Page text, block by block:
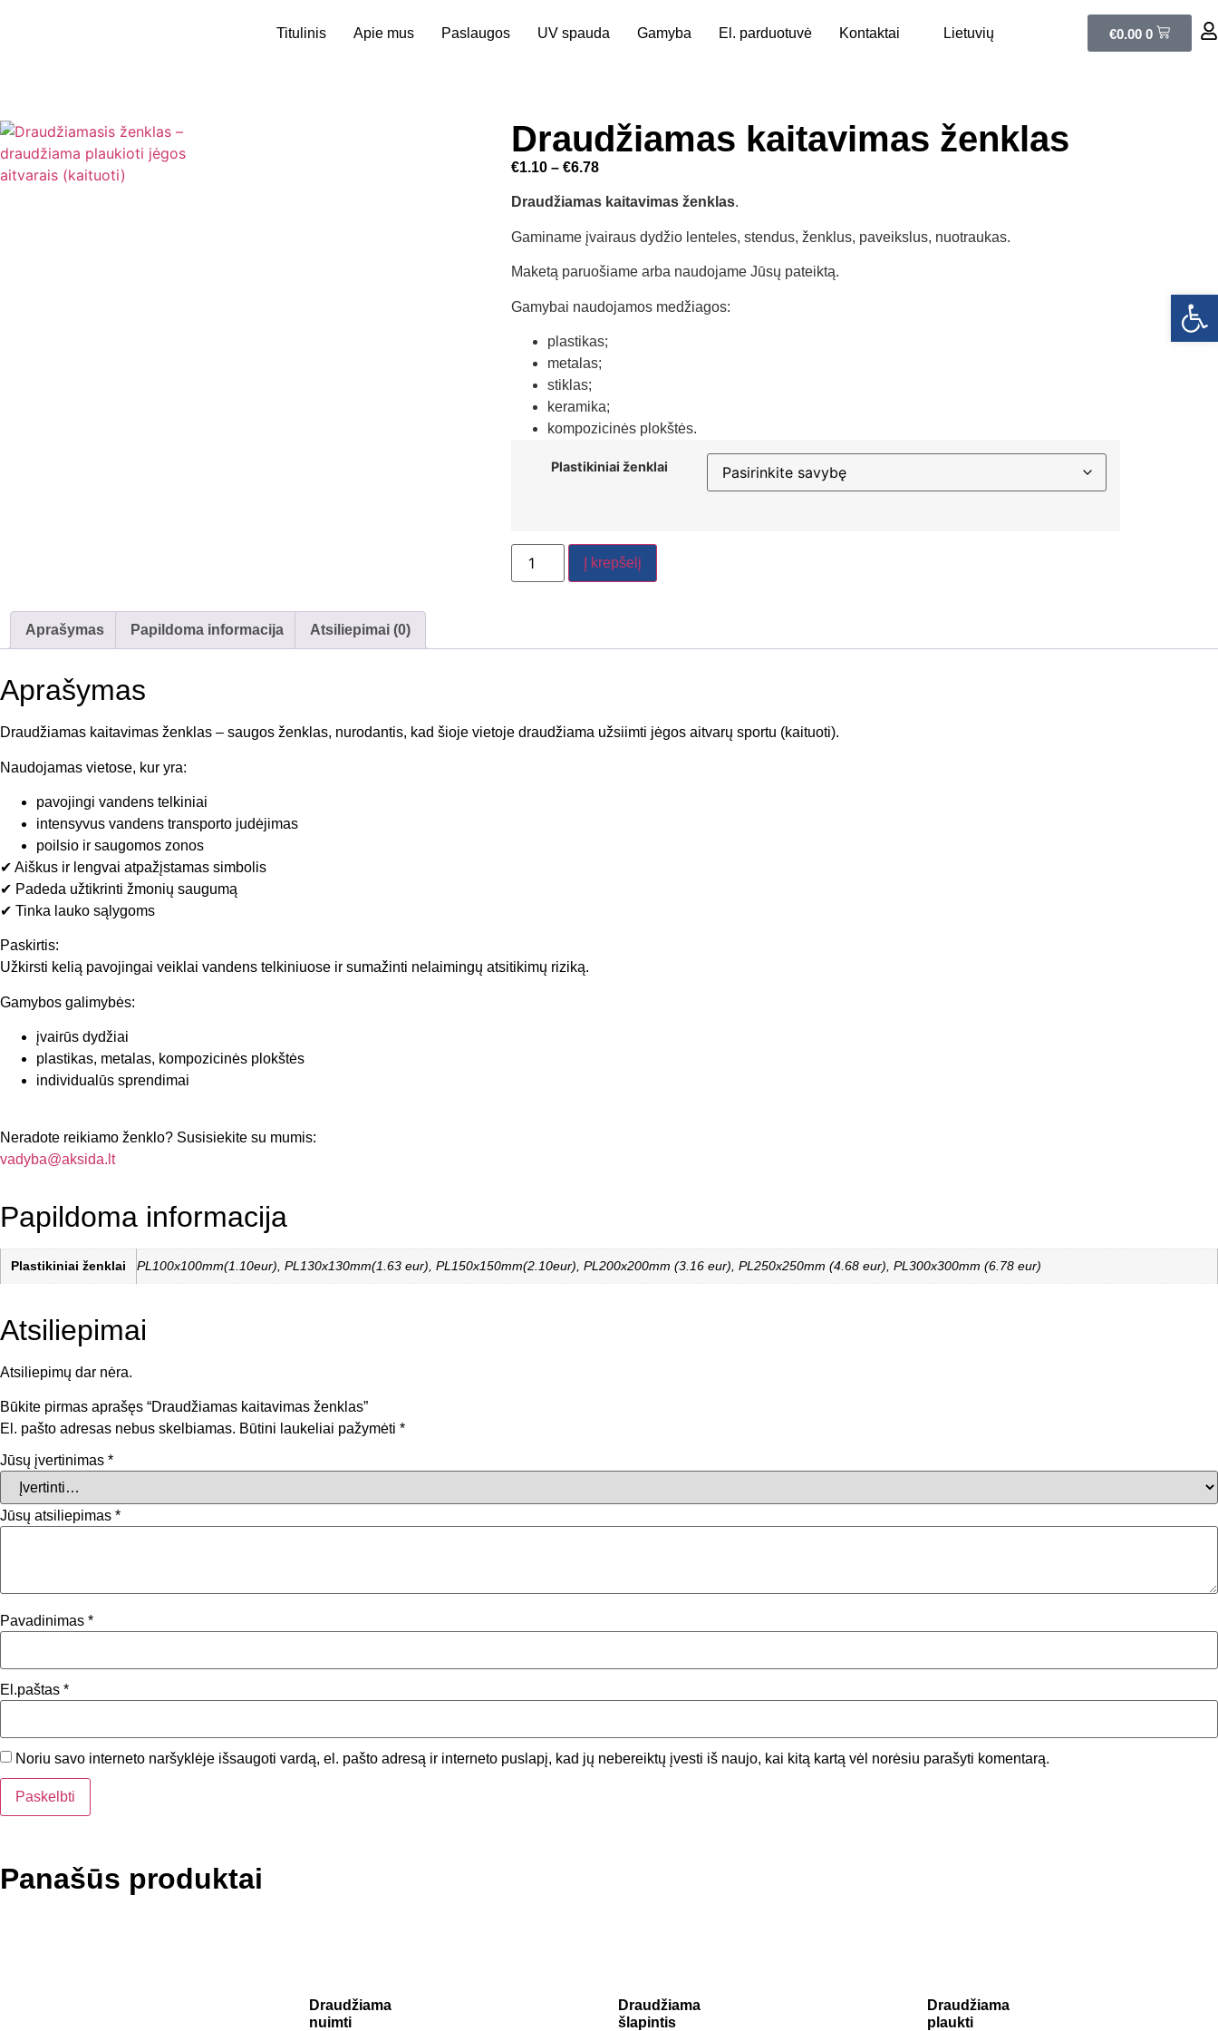
Titulinis Apie mus Paslaugos UV spauda Gamyba El. parduotuvė Kontaktai Lietuvių €0.00 0
Draudžiamas kaitavimas ženklas
€1.10 –€6.78
Draudžiamas kaitavimas ženklas.
Gaminame įvairaus dydžio lenteles, stendus, ženklus, paveikslus, nuotraukas.
Maketą paruošiame arba naudojame Jūsų pateiktą.
Gamybai naudojamos medžiagos:
plastikas;
metalas;
stiklas;
keramika;
kompozicinės plokštės.
Plastikiniai ženklai
Į krepšelį
Aprašymas Papildoma informacija Atsiliepimai (0)
Aprašymas
Draudžiamas kaitavimas ženklas – saugos ženklas, nurodantis, kad šioje vietoje draudžiama užsiimti jėgos aitvarų sportu (kaituoti).
Naudojamas vietose, kur yra:
pavojingi vandens telkiniai
intensyvus vandens transporto judėjimas
poilsio ir saugomos zonos
✔ Aiškus ir lengvai atpažįstamas simbolis
✔ Padeda užtikrinti žmonių saugumą
✔ Tinka lauko sąlygoms
Paskirtis:
Užkirsti kelią pavojingai veiklai vandens telkiniuose ir sumažinti nelaimingų atsitikimų riziką.
Gamybos galimybės:
įvairūs dydžiai
plastikas, metalas, kompozicinės plokštės
individualūs sprendimai
Neradote reikiamo ženklo? Susisiekite su mumis:
vadyba@aksida.lt
Papildoma informacija
Plastikiniai ženklai PL100x100mm(1.10eur), PL130x130mm(1.63 eur), PL150x150mm(2.10eur), PL200x200mm (3.16 eur), PL250x250mm (4.68 eur), PL300x300mm (6.78 eur)
Atsiliepimai
Atsiliepimų dar nėra.
Būkite pirmas aprašęs “Draudžiamas kaitavimas ženklas”
El. pašto adresas nebus skelbiamas. Būtini laukeliai pažymėti *
Jūsų įvertinimas *
Jūsų atsiliepimas *
Pavadinimas *
El.paštas *
Noriu savo interneto naršyklėje išsaugoti vardą, el. pašto adresą ir interneto puslapį, kad jų nebereiktų įvesti iš naujo, kai kitą kartą vėl norėsiu parašyti komentarą.
Panašūs produktai
Draudžiama
nuimti
Draudžiama
šlapintis
Draudžiama
plaukti